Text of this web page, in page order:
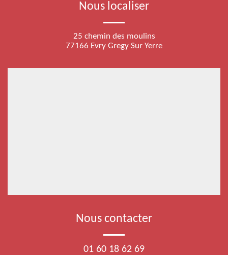
Nous localiser
25 chemin des moulins
77166 Evry Gregy Sur Yerre
Nous contacter
01 60 18 62 69